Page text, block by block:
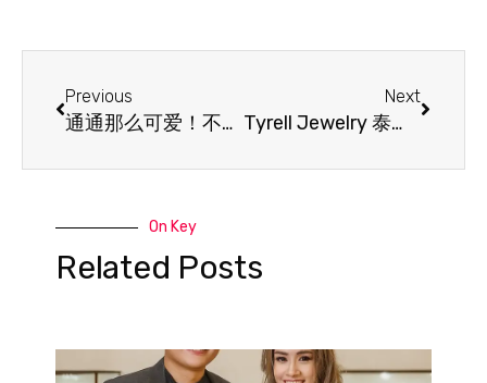
Previous
通通那么可爱！不止送小孩子适合，送给可爱的NPY也刚刚好！
Next
Tyrell Jewelry 泰瑞金鑽足金婚嫁系列
On Key
Related Posts